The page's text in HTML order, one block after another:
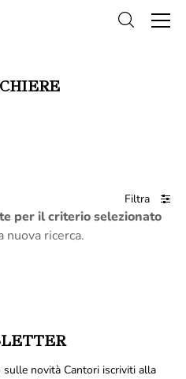
Filtra
per il criterio selezionato
nuova ricerca.
novità Cantori iscriviti alla